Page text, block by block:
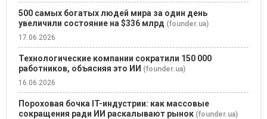
500 самых богатых людей мира за один день
увеличили состояние на $336 млрд (founder.ua)
17.06.2026
Технологические компании сократили 150 000
работников, объясняя это ИИ (founder.ua)
16.06.2026
Пороховая бочка IT-индустрии: как массовые
сокращения ради ИИ раскалывают рынок (founder.ua)